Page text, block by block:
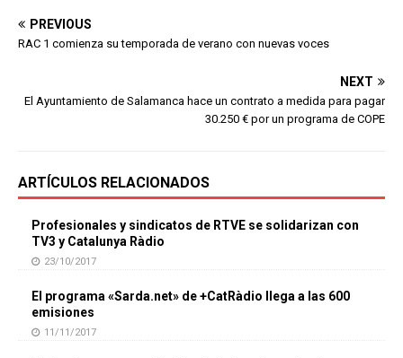
PREVIOUS
RAC 1 comienza su temporada de verano con nuevas voces
NEXT
El Ayuntamiento de Salamanca hace un contrato a medida para pagar
30.250 € por un programa de COPE
ARTÍCULOS RELACIONADOS
Profesionales y sindicatos de RTVE se solidarizan con
TV3 y Catalunya Ràdio
23/10/2017
El programa «Sarda.net» de +CatRàdio llega a las 600
emisiones
11/11/2017